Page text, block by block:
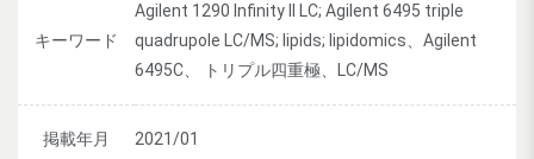
キーワード
Agilent 1290 Infinity II LC; Agilent 6495 triple
quadrupole LC/MS; lipids; lipidomics、Agilent
6495C、 トリプル四重極、LC/MS
掲載年月 2021/01